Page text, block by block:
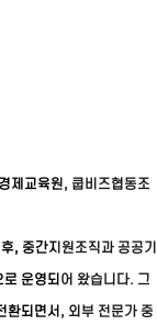
제교육원, 쿱비즈협동조
, 중간지원조직과 공공기
운영되어 왔습니다. 그
환되면서, 외부 전문가 중